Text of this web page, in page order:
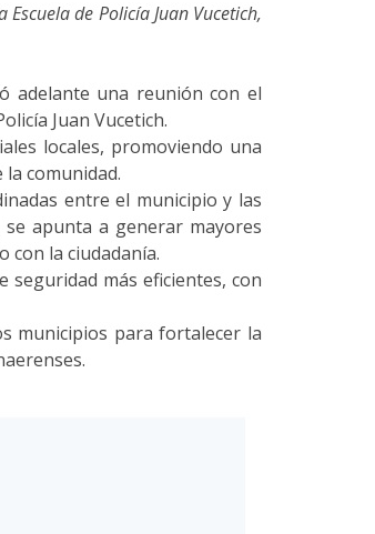
de Policía Juan Vucetich,
adelante una reunión con el
Juan Vucetich.
locales, promoviendo una
comunidad.
entre el municipio y las
apunta a generar mayores
la ciudadanía.
más eficientes, con
municipios para fortalecer la